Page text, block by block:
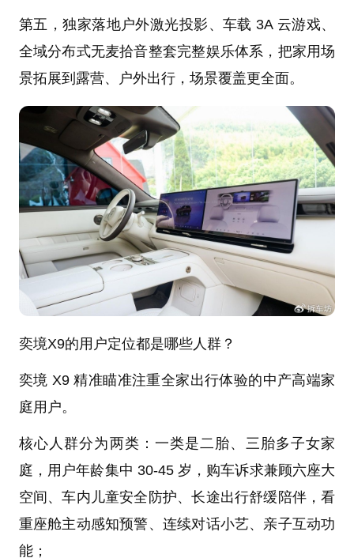
第五，独家落地户外激光投影、车载 3A 云游戏、
全域分布式无麦拾音整套完整娱乐体系，把家用场
景拓展到露营、户外出行，场景覆盖更全面。
奕境X9的用户定位都是哪些人群？
奕境 X9 精准瞄准注重全家出行体验的中产高端家
庭用户。
核心人群分为两类：一类是二胎、三胎多子女家
庭，用户年龄集中 30-45 岁，购车诉求兼顾六座大
空间、车内儿童安全防护、长途出行舒缓陪伴，看
重座舱主动感知预警、连续对话小艺、亲子互动功
能；